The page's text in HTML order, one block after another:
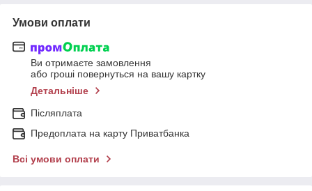
Умови оплати
Ви отримаєте замовлення
або гроші повернуться на вашу картку
Детальніше
Післяплата
Предоплата на карту Приватбанка
Всі умови оплати